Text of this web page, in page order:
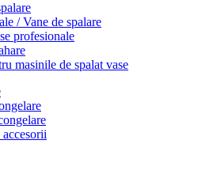
/ Vane de spalare
profesionale
masinile de spalat vase